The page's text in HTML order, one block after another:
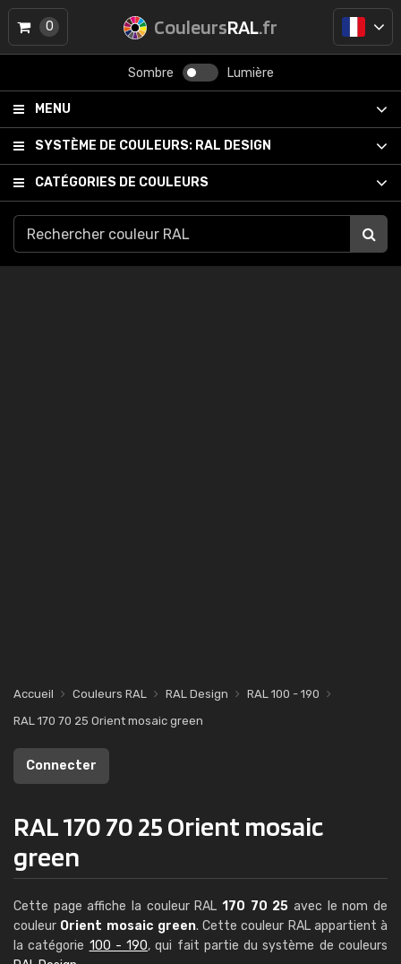
CouleursRAL.fr
Sombre Lumière
MENU
SYSTÈME DE COULEURS: RAL DESIGN
CATÉGORIES DE COULEURS
0
Accueil Couleurs RAL RAL Design
RAL 100 - 190
RAL 170 70 25 Orient mosaic green
Connecter
RAL 170 70 25 Orient mosaic
green
Cette page affiche la couleur RAL 170 70 25 avec le nom de
couleur Orient mosaic green. Cette couleur RAL appartient à
la catégorie 100 - 190, qui fait partie du système de couleurs